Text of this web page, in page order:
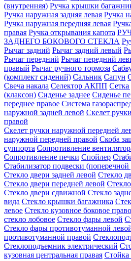
(внутренняя) Ручка крышки
Ручка наружная задняя левая Ручка
Ручка наружная передняя левая
правая Ручка открывания капота
ЗАДНЕГО БОКОВОГО СТЕКЛА
Рычаг задний Рычаг задний левый
Рычаг передний Рычаг передний
правый Рычаг ручного тормоза
(комплект сидений) Сальник Сапун
Свеча накала Селектор АКПП
(клаксон) Сиденье заднее Сиденье
переднее правое Система
наружной задней левой Скелет
правой
Скелет ручки наружной передней
наружной передней правой Скоба
суппорта Сопротивление
Сопротивление печки Спойлер
Стабилизатор подвески
Стекло двери задней левой Стекло
Стекло двери передней левой
Стекло двери сдвижной Стекло
вида Стекло крышки багажника
левое Стекло кузовное боковое
стекло лобовое Стекло фары левой
Стекло фары противотуманной
противотуманной правой
Стеклоподъемник электрический
кузовная центральная правая Стойка